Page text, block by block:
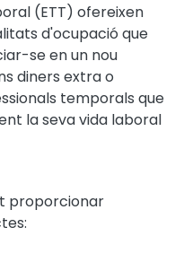
(ETT) ofereixen
d'ocupació que
se en un nou
diners extra o
temporals que
la seva vida laboral
proporcionar